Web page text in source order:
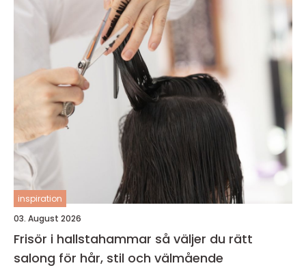
inspiration
03. August 2026
Frisör i hallstahammar så väljer du rätt
salong för hår, stil och välmående